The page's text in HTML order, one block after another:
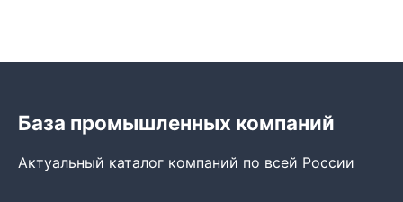
База промышленных компаний
Актуальный каталог компаний по всей России